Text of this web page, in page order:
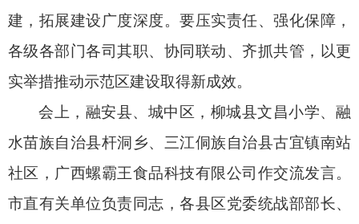
建，拓展建设广度深度。要压实责任、强化保障，
各级各部门各司其职、协同联动、齐抓共管，以更
实举措推动示范区建设取得新成效。
会上，融安县、城中区，柳城县文昌小学、融
水苗族自治县杆洞乡、三江侗族自治县古宜镇南站
社区，广西螺霸王食品科技有限公司作交流发言。
市直有关单位负责同志，各县区党委统战部部长、